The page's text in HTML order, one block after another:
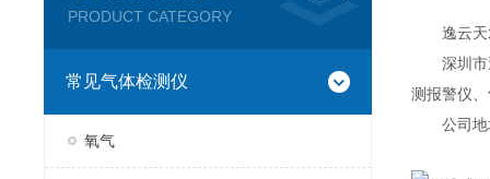
PRODUCT CATEGORY
常见气体检测仪
氧气
逸云天水
深圳市逸
测报警仪
公司地址